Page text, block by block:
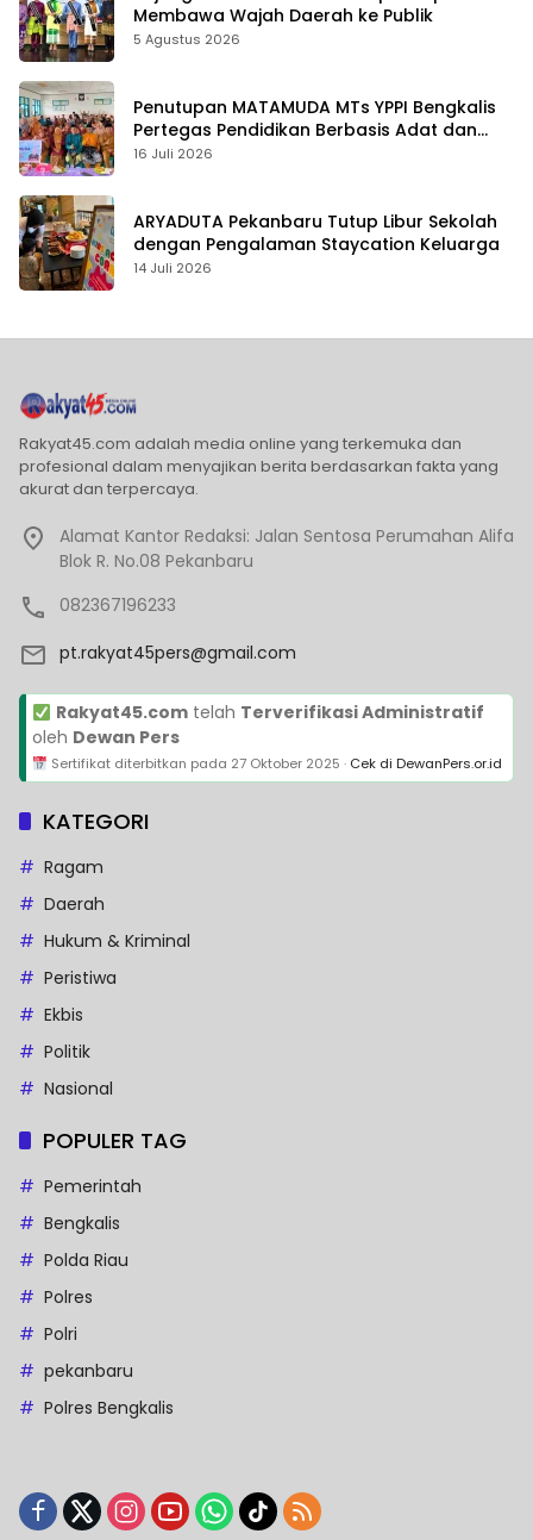
Membawa Wajah Daerah ke Publik
5 Agustus 2026
Penutupan MATAMUDA MTs YPPI Bengkalis
Pertegas Pendidikan Berbasis Adat dan
Karakter
16 Juli 2026
ARYADUTA Pekanbaru Tutup Libur Sekolah
dengan Pengalaman Staycation Keluarga
14 Juli 2026
Rakyat45.com adalah media online yang terkemuka dan
profesional dalam menyajikan berita berdasarkan fakta yang
akurat dan terpercaya.
Alamat Kantor Redaksi: Jalan Sentosa Perumahan Alifa
Blok R. No.08 Pekanbaru
082367196233
pt.rakyat45pers@gmail.com
Rakyat45.comtelah Terverifikasi Administratif
oleh Dewan Pers
Sertifikat diterbitkan pada 27 Oktober 2025 · Cek di DewanPers.or.id
KATEGORI
Ragam
Daerah
Hukum & Kriminal
Peristiwa
Ekbis
Politik
Nasional
POPULER TAG
Pemerintah
Bengkalis
Polda Riau
Polres
Polri
pekanbaru
Polres Bengkalis